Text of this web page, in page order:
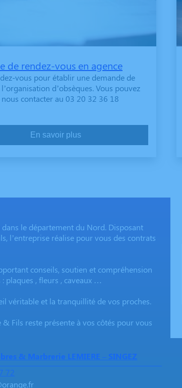
de rendez-vous en agence
vous pour établir une demande de
d’obsèques. Vous pouvez
contacter au 03 20 32 36 18
En savoir plus
le département du Nord. Disposant
l’entreprise réalise pour vous des contrats
conseils, soutien et compréhension
plaques , fleurs , caveaux …
véritable et la tranquillité de vos proches.
& Fils reste présente à vos côtés pour vous
& Marbrerie LEMIERE – SINGEZ
72